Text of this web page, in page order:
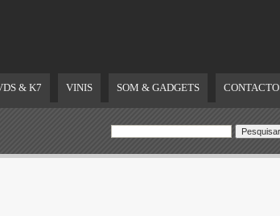
& K7 VINIS SOM & GADGETS CONTACTO